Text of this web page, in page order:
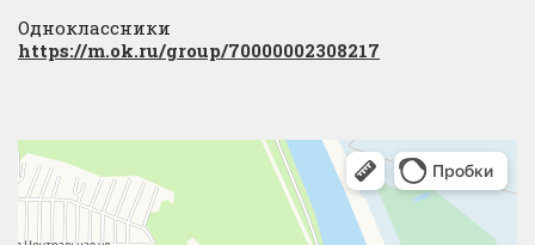
Одноклассники
https://m.ok.ru/group/70000002308217